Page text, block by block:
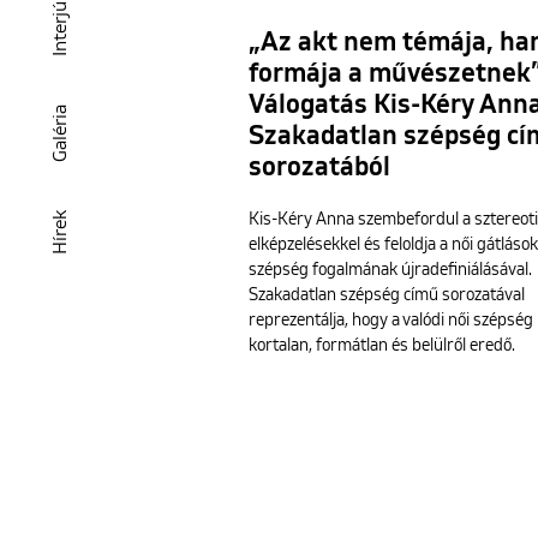
Hírek
Galéria
Interjú
„Az akt nem témája,
formája a
Válogatás Kis-Kéry
Szakadatlan szépség
sorozatából
Kis-Kéry Anna szembefordul a
elképzelésekkel és feloldja a női
szépség fogalmának újradefiniálásával.
Szakadatlan szépség című sorozatával
reprezentálja, hogy a valódi női szépség
kortalan, formátlan és belülről eredő.